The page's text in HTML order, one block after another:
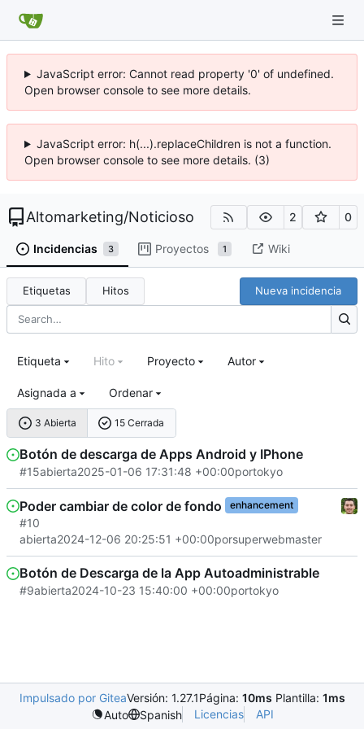
JavaScript error: Cannot read property '0' of undefined.
Open browser console to see more details.
JavaScript error: h(...).replaceChildren is not a function.
Open browser console to see more details. (3)
Altomarketing/Noticioso 2 0
Incidencias 3 Proyectos 1 Wiki
Etiquetas Hitos Nueva incidencia
3 Abierta 15 Cerrada
Etiqueta Hito Proyecto Autor
Asignada a Ordenar
Botón de descarga de Apps Android y IPhone
#15abierta2025-01-06 17:31:48 +00:00portokyo
Poder cambiar de color de fondo enhancement
#10
abierta2024-12-06 20:25:51 +00:00porsuperwebmaster
Botón de Descarga de la App Autoadministrable
#9abierta2024-10-23 15:40:00 +00:00portokyo
Impulsado por GiteaVersión: 1.27.1Página: 10ms Plantilla: 1ms
Auto
Spanish Licencias API